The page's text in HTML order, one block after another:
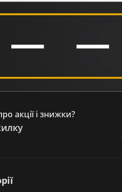
акції і знижки?